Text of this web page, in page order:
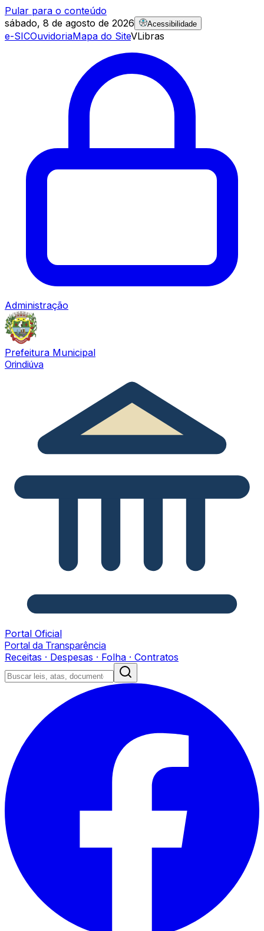
Pular para o conteúdo
sábado, 8 de agosto de 2026
Acessibilidade
e-SICOuvidoriaMapa do SiteVLibras
Administração
Prefeitura Municipal
Orindiúva
Portal Oficial
Portal da Transparência
Receitas · Despesas · Folha · Contratos